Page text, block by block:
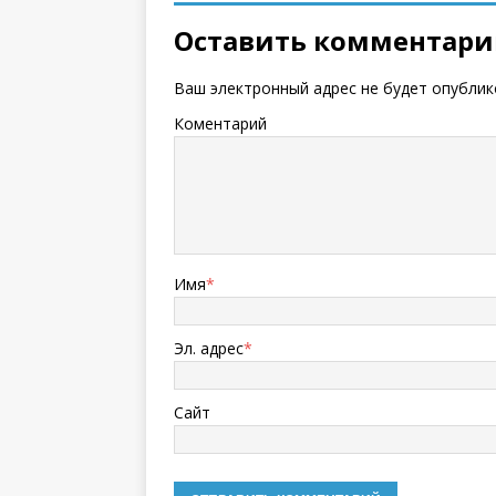
Оставить
Ваш электронный адрес не будет
Коментарий
Имя*
Эл. адрес*
Сайт